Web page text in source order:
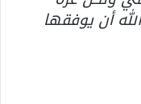
أن يوفقها